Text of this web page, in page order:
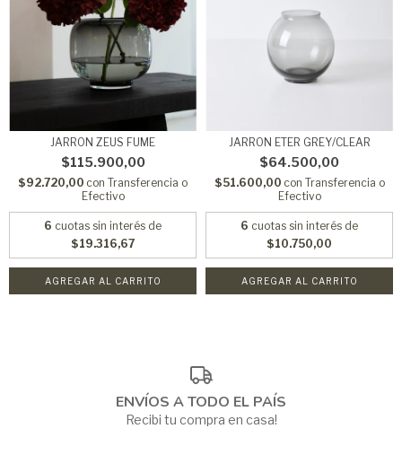
JARRON ZEUS FUME
$115.900,00
$92.720,00 con Transferencia o
Efectivo
6 cuotas sin interés de
$19.316,67
AGREGAR AL CARRITO
JARRON ETER GREY/CLEAR
$64.500,00
$51.600,00 con Transferencia o
Efectivo
6 cuotas sin interés de
$10.750,00
AGREGAR AL CARRITO
ENVÍOS A TODO EL PAÍS
Recibi tu compra en casa!